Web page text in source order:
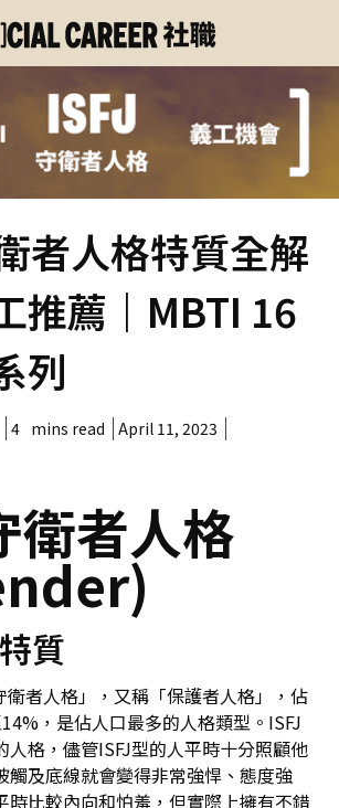
者人格特質全解
推薦｜MBTI 16
列
4 mins read
April 11, 2023
衛者人格
質
衛者人格」，又稱「保護者人格」，佔
，是佔人口最多的人格類型。ISFJ
人格，儘管ISFJ型的人平時十分照顧他
觸及底線就會變得非常強悍、態度強
時比較內向和怕羞，但實際上擁有不錯